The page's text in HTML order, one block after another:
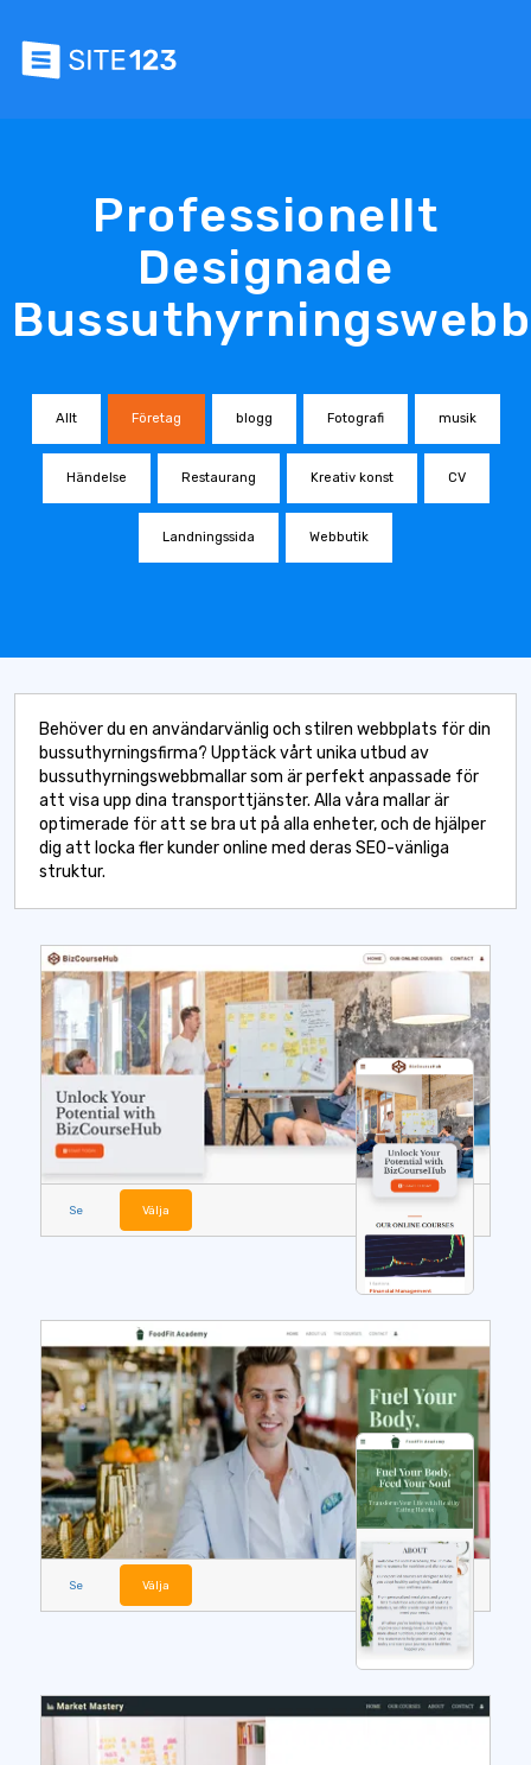
Professionellt
Designade
Allt Företag blogg Fotografi musik
Händelse Restaurang Kreativ konst CV
Landningssida Webbutik
Behöver du en användarvänlig och stilren webbplats för din
bussuthyrningsfirma? Upptäck vårt unika utbud av
bussuthyrningswebbmallar som är perfekt anpassade för
att visa upp dina transporttjänster. Alla våra mallar är
optimerade för att se bra ut på alla enheter, och de hjälper
dig att locka fler kunder online med deras SEO-vänliga
struktur.
Se Välja
Se Välja